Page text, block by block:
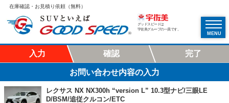
在庫確認・お見積り依頼（無料）
グッドスピードは
宇佐美グループの一員です。
MENU
入力 確認 完了
お問い合わせ内容の入力
レクサス NX NX300h “version L” 10.3型ナビ/三眼LE
D/BSM/追従クルコン/ETC